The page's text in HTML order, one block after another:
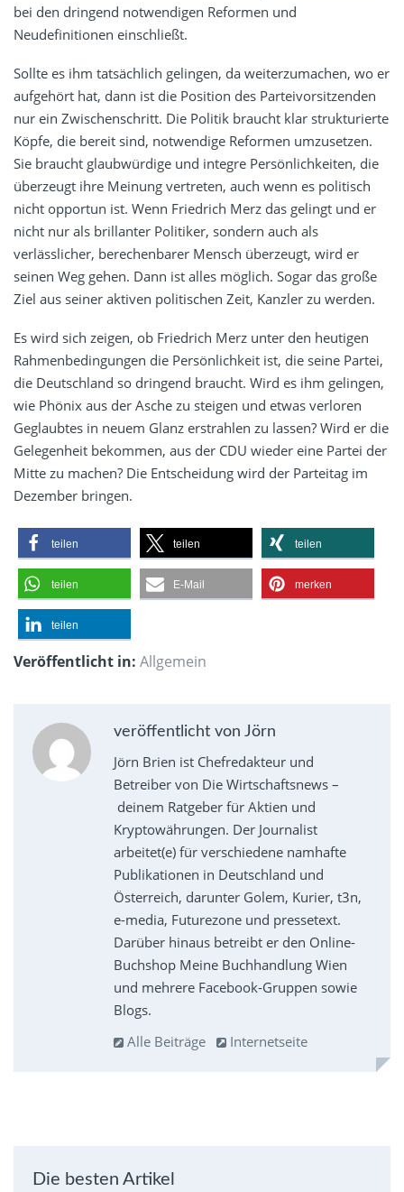
bei den dringend notwendigen Reformen und
Neudefinitionen einschließt.
Sollte es ihm tatsächlich gelingen, da weiterzumachen, wo er
aufgehört hat, dann ist die Position des Parteivorsitzenden
nur ein Zwischenschritt. Die Politik braucht klar strukturierte
Köpfe, die bereit sind, notwendige Reformen umzusetzen.
Sie braucht glaubwürdige und integre Persönlichkeiten, die
überzeugt ihre Meinung vertreten, auch wenn es politisch
nicht opportun ist. Wenn Friedrich Merz das gelingt und er
nicht nur als brillanter Politiker, sondern auch als
verlässlicher, berechenbarer Mensch überzeugt, wird er
seinen Weg gehen. Dann ist alles möglich. Sogar das große
Ziel aus seiner aktiven politischen Zeit, Kanzler zu werden.
Es wird sich zeigen, ob Friedrich Merz unter den heutigen
Rahmenbedingungen die Persönlichkeit ist, die seine Partei,
die Deutschland so dringend braucht. Wird es ihm gelingen,
wie Phönix aus der Asche zu steigen und etwas verloren
Geglaubtes in neuem Glanz erstrahlen zu lassen? Wird er die
Gelegenheit bekommen, aus der CDU wieder eine Partei der
Mitte zu machen? Die Entscheidung wird der Parteitag im
Dezember bringen.
teilen teilen teilen
teilen E-Mail merken
teilen
Veröffentlicht in: Allgemein
veröffentlicht von Jörn
Jörn Brien ist Chefredakteur und
Betreiber von Die Wirtschaftsnews –
deinem Ratgeber für Aktien und
Kryptowährungen. Der Journalist
arbeitet(e) für verschiedene namhafte
Publikationen in Deutschland und
Österreich, darunter Golem, Kurier, t3n,
e-media, Futurezone und pressetext.
Darüber hinaus betreibt er den Online-
Buchshop Meine Buchhandlung Wien
und mehrere Facebook-Gruppen sowie
Blogs.
Alle Beiträge
Internetseite
Die besten Artikel